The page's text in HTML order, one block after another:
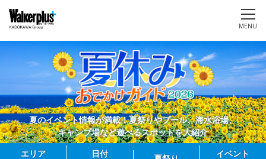
MENU
夏のイベント情報が満載！夏祭りやプール、海水浴場、
キャンプ場など遊べるスポットを大紹介
エリア
日付
イベント